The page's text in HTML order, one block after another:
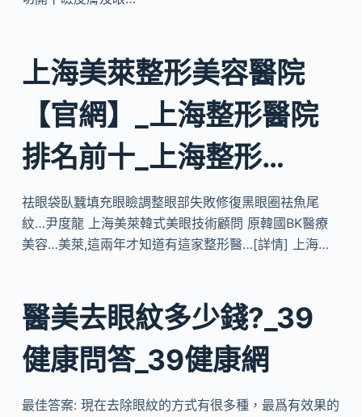
上海美萊整形美容醫院
【官網】_上海整形醫院
排名前十_上海整形…
祛眼袋臥蠶填充眼瞼調整眼部失敗修復黑眼圈祛魚尾
紋…尹度龍 上海美萊韓式美眼技術顧問 原韓國BK醫療
美容…美萊,這兩年才知道有這家整形醫…[詳情] 上海…
醫美去眼紋多少錢?_39
健康問答_39健康網
最佳答案: 現在去除眼紋的方式有很多種，最爲有效果的